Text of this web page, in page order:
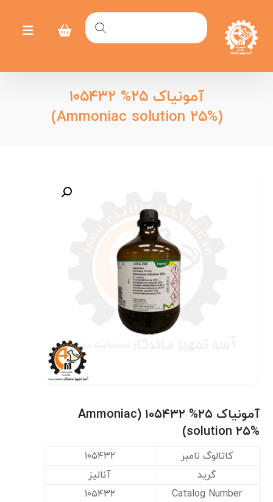
آمونیاک ۲۵% ۱۰۵۴۳۲
(Ammoniac solution ۲۵%)
آمونیاک ۲۵% ۱۰۵۴۳۲ (Ammoniac
solution ۲۵%)
کاتالوگ نامبر
۱۰۵۴۳۲
گرید
آنالیز
Catalog Number
۱۰۵۴۳۲